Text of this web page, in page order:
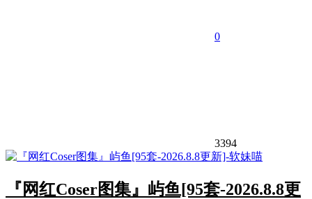
0
3394
『网红Coser图集』屿鱼[95套-2026.8.8更